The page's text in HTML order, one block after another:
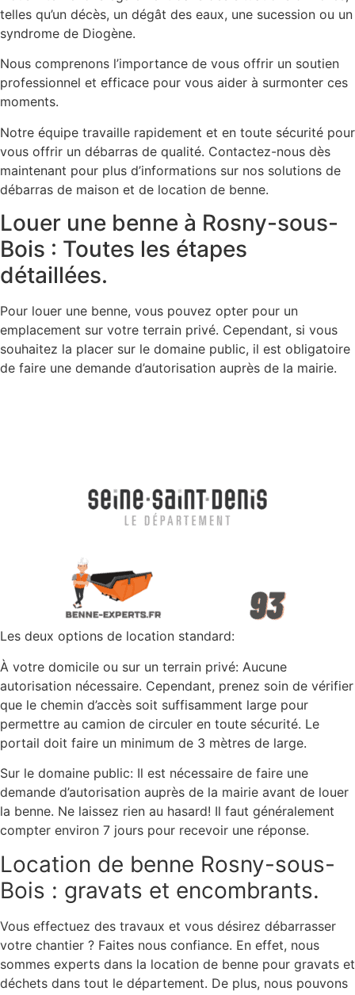
telles qu’un décès, un dégât des eaux, une sucession ou un
syndrome de Diogène.
Nous comprenons l’importance de vous offrir un soutien
professionnel et efficace pour vous aider à surmonter ces
moments.
Notre équipe travaille rapidement et en toute sécurité pour
vous offrir un débarras de qualité. Contactez-nous dès
maintenant pour plus d’informations sur nos solutions de
débarras de maison et de location de benne.
Louer une benne à Rosny-sous-
Bois : Toutes les étapes
détaillées.
Pour louer une benne, vous pouvez opter pour un
emplacement sur votre terrain privé. Cependant, si vous
souhaitez la placer sur le domaine public, il est obligatoire
de faire une demande d’autorisation auprès de la mairie.
Les deux options de location standard:
À votre domicile ou sur un terrain privé: Aucune
autorisation nécessaire. Cependant, prenez soin de vérifier
que le chemin d’accès soit suffisamment large pour
permettre au camion de circuler en toute sécurité. Le
portail doit faire un minimum de 3 mètres de large.
Sur le domaine public: Il est nécessaire de faire une
demande d’autorisation auprès de la mairie avant de louer
la benne. Ne laissez rien au hasard! Il faut généralement
compter environ 7 jours pour recevoir une réponse.
Location de benne Rosny-sous-
Bois : gravats et encombrants.
Vous effectuez des travaux et vous désirez débarrasser
votre chantier ? Faites nous confiance. En effet, nous
sommes experts dans la location de benne pour gravats et
déchets dans tout le département. De plus, nous pouvons